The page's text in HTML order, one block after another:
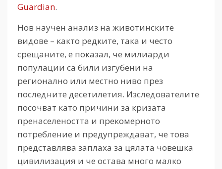
Guardian.
Нов научен анализ на животинските
видове – както редките, така и често
срещаните, е показал, че милиарди
популации са били изгубени на
регионално или местно ниво през
последните десетилетия. Изследователите
посочват като причини за кризата
пренаселеността и прекомерното
потребление и предупреждават, че това
представлява заплаха за цялата човешка
цивилизация и че остава много малко